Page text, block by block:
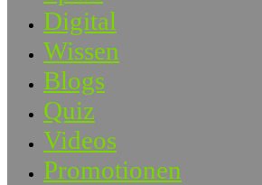
Digital
Wissen
Blogs
Quiz
Videos
Promotionen